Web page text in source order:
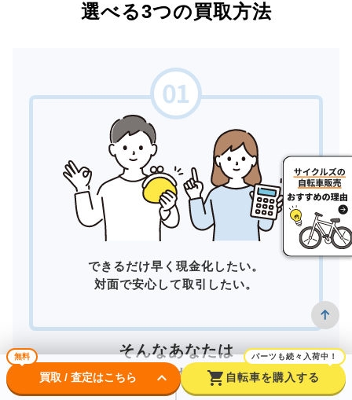
選べる3つの買取方法
できるだけ早く現金化したい。
対面で安心して取引したい。
そんなあなたは
店頭買取がおすすめ！
無料
買取 / 査定はこちら keyboard_arrow_down shopping_cart
パーツも続々入荷中！
自転車を購入する